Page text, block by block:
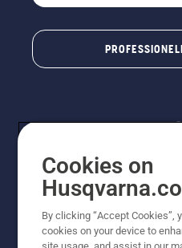
© Husqvarna® AB (publ).
Preisangaben sind
Cookies on
By clicking “Accept Cookies”,
cookies on your device to